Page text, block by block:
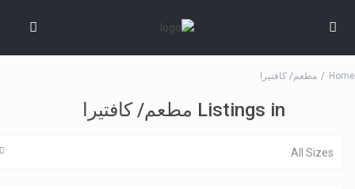
Home مطعم/ كافتيرا
Listings in مطعم/ كافتيرا
All Sizes